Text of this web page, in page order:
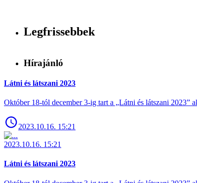
Legfrissebbek
Hírajánló
Látni és látszani 2023
Október 18-tól december 3-ig tart a „Látni és látszani
2023.10.16. 15:21
2023.10.16. 15:21
Látni és látszani 2023